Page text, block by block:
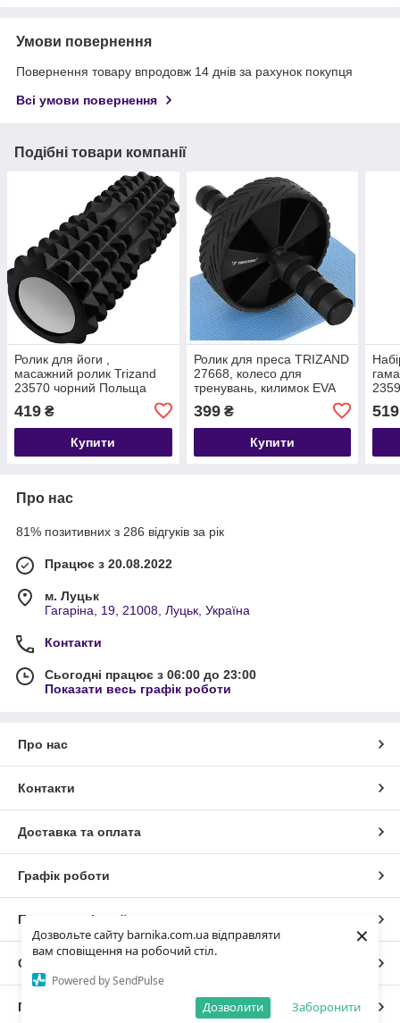
Дозвольте сайту barnika.com.ua відправляти
вам сповіщення на робочий стіл.
Powered by SendPulse
Заборонити
Дозволити
×
Умови повернення
Повернення товару впродовж 14 днів за рахунок покупця
Всі умови повернення
Подібні товари компанії
Ролик для йоги ,
масажний ролик Trizand
23570 чорний Польща
419 ₴
Купити
Ролик для преса TRIZAND
27668, колесо для
тренувань, килимок EVA
399₴
Купити
519
Про нас
81% позитивних з 286 відгуків за рік
Працює з 20.08.2022
м. Луцьк
Гагаріна, 19, 21008, Луцьк, Україна
Контакти
Сьогодні працює з 06:00 до 23:00
Показати весь графік роботи
Про нас
Контакти
Доставка та оплата
Графік роботи
Повна версія сайту
Сайт створено на маркетплейсі
Політика конфіденційності